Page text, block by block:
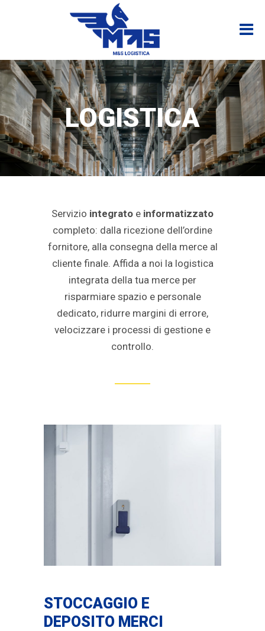
LOGISTICA
Servizio integrato e informatizzato
completo: dalla ricezione dell’ordine
fornitore, alla consegna della merce al
cliente finale. Affida a noi la logistica
integrata della tua merce per
risparmiare spazio e personale
dedicato, ridurre margini di errore,
velocizzare i processi di gestione e
controllo.
STOCCAGGIO E
DEPOSITO MERCI